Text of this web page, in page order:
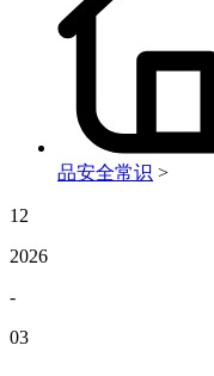
品安全常识 >
12
2026
-
03